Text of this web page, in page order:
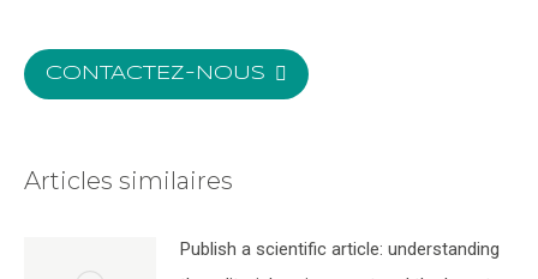
CONTACTEZ-NOUS
Articles similaires
Publish a scientific article: understanding